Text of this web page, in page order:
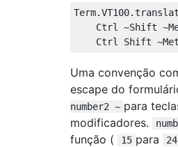
Ctrl ~Shift
Uma convenção
escape do
number2 ~ para
modificadores.
função (
15 para 24